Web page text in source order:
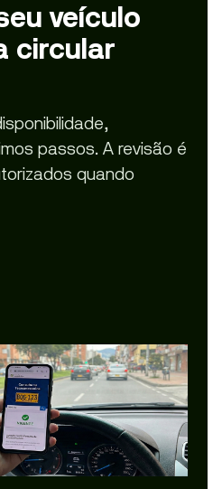
veículo
circular
passos. A revisão é
quando